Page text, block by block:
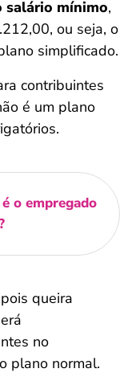
salário mínimo,
ou seja, o
simplificado.
contribuintes
é um plano
o empregado
queira
no
plano normal.